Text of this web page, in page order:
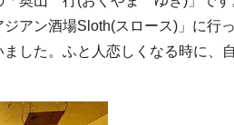
アン酒場Sloth(スロース)」に行
した。ふと人恋しくなる時に、